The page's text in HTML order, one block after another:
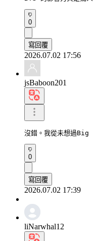
0
寫回覆
2026.07.02 17:56
jsBaboon201
沒錯。我從未想過Big
0
寫回覆
2026.07.02 17:39
liNarwhal12